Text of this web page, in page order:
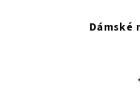
Dámské